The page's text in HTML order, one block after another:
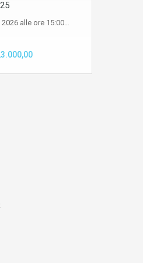
alle ore 15:00…